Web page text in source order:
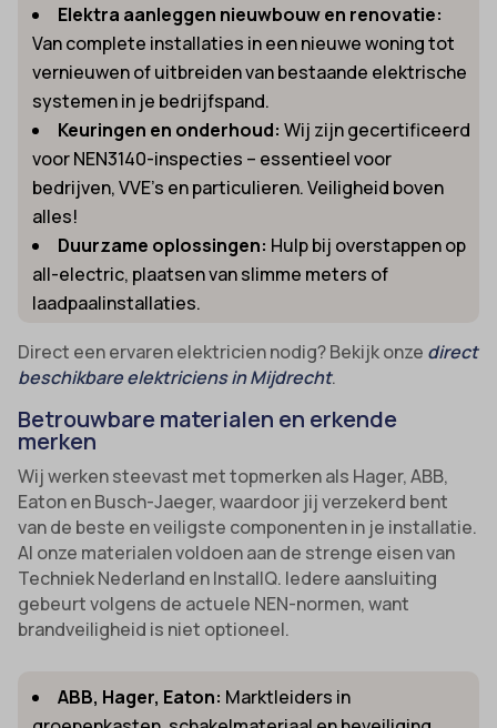
Elektra aanleggen nieuwbouw en renovatie:
Van complete installaties in een nieuwe woning tot
vernieuwen of uitbreiden van bestaande elektrische
systemen in je bedrijfspand.
Keuringen en onderhoud: Wij zijn gecertificeerd
voor NEN3140-inspecties – essentieel voor
bedrijven, VVE’s en particulieren. Veiligheid boven
alles!
Duurzame oplossingen: Hulp bij overstappen op
all-electric, plaatsen van slimme meters of
laadpaalinstallaties.
Direct een ervaren elektricien nodig? Bekijk onze direct
beschikbare elektriciens in Mijdrecht.
Betrouwbare materialen en erkende
merken
Wij werken steevast met topmerken als Hager, ABB,
Eaton en Busch-Jaeger, waardoor jij verzekerd bent
van de beste en veiligste componenten in je installatie.
Al onze materialen voldoen aan de strenge eisen van
Techniek Nederland en InstallQ. Iedere aansluiting
gebeurt volgens de actuele NEN-normen, want
brandveiligheid is niet optioneel.
ABB, Hager, Eaton: Marktleiders in